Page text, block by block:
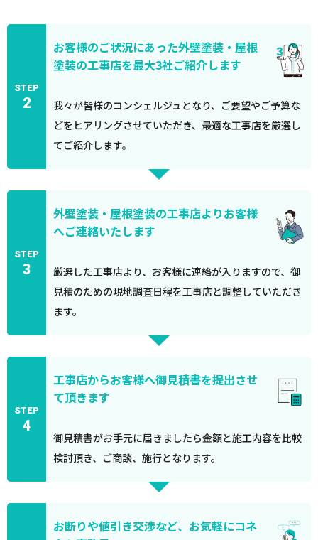
STEP
2
お客様のご状況にあった外壁塗装・屋根
塗装の工事店を最大3社ご紹介します
我々が皆様のコンシェルジュとなり、ご要望やご予算な
どをヒアリングさせていただき、最適な工事店を厳選し
てご紹介します。
STEP
3
外壁塗装・屋根塗装の工事店よりお客様
へご連絡いたします
厳選した工事店より、お客様に連絡が入りますので、御
見積のための現地調査日程を工事店と調整していただき
ます。
STEP
4
工事店からお客様へ御見積書を提出させ
て頂きます
御見積書がお手元に届きましたら金額と施工内容を比較
検討頂き、ご商談、施行となります。
お断りや値引き交渉など、お気軽にコネ